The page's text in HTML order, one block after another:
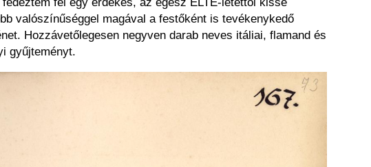
valószínűséggel magával a festőként is tevékenykedő
Hozzávetőlegesen negyven darab neves itáliai, flamand és
gyűjteményt.